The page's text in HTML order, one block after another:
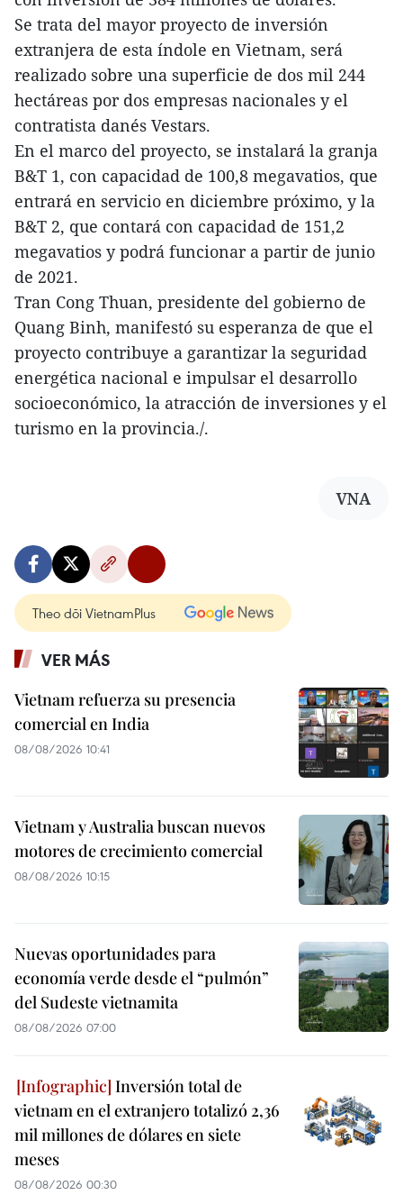
Se trata del mayor proyecto de inversión
extranjera de esta índole en Vietnam, será
realizado sobre una superficie de dos mil 244
hectáreas por dos empresas nacionales y el
contratista danés Vestars.
En el marco del proyecto, se instalará la granja
B&T 1, con capacidad de 100,8 megavatios, que
entrará en servicio en diciembre próximo, y la
B&T 2, que contará con capacidad de 151,2
megavatios y podrá funcionar a partir de junio
de 2021.
Tran Cong Thuan, presidente del gobierno de
Quang Binh, manifestó su esperanza de que el
proyecto contribuye a garantizar la seguridad
energética nacional e impulsar el desarrollo
socioeconómico, la atracción de inversiones y el
turismo en la provincia./.
VNA
Theo dõi VietnamPlus
VER MÁS
Vietnam refuerza su presencia
comercial en India
08/08/2026 10:41
Vietnam y Australia buscan nuevos
motores de crecimiento comercial
08/08/2026 10:15
Nuevas oportunidades para
economía verde desde el “pulmón”
del Sudeste vietnamita
08/08/2026 07:00
Inversión total de
vietnam en el extranjero totalizó 2,36
mil millones de dólares en siete
meses
08/08/2026 00:30